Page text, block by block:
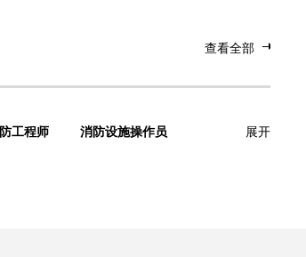
查看全部
工程师 消防设施操作员 展开